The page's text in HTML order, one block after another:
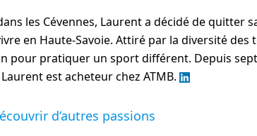
les Cévennes, Laurent a décidé de quitter
en Haute-Savoie. Attiré par la diversité des
pour pratiquer un sport différent. Depuis
est acheteur chez ATMB.
d’autres passions